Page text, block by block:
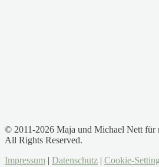
© 2011-2026 Maja und Michael Nett für
All Rights Reserved.
Impressum | Datenschutz | Cookie-